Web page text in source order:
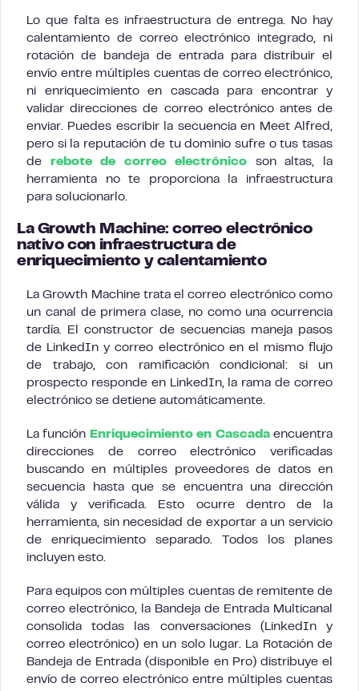
Lo que falta es infraestructura de entrega. No hay
calentamiento de correo electrónico integrado, ni
rotación de bandeja de entrada para distribuir el
envío entre múltiples cuentas de correo electrónico,
ni enriquecimiento en cascada para encontrar y
validar direcciones de correo electrónico antes de
enviar. Puedes escribir la secuencia en Meet Alfred,
pero si la reputación de tu dominio sufre o tus tasas
de rebote de correo electrónico son altas, la
herramienta no te proporciona la infraestructura
para solucionarlo.
La Growth Machine: correo electrónico
nativo con infraestructura de
enriquecimiento y calentamiento
La Growth Machine trata el correo electrónico como
un canal de primera clase, no como una ocurrencia
tardía. El constructor de secuencias maneja pasos
de LinkedIn y correo electrónico en el mismo flujo
de trabajo, con ramificación condicional: si un
prospecto responde en LinkedIn, la rama de correo
electrónico se detiene automáticamente.
La función Enriquecimiento en Cascadaencuentra
direcciones de correo electrónico verificadas
buscando en múltiples proveedores de datos en
secuencia hasta que se encuentra una dirección
válida y verificada. Esto ocurre dentro de la
herramienta, sin necesidad de exportar a un servicio
de enriquecimiento separado. Todos los planes
incluyen esto.
Para equipos con múltiples cuentas de remitente de
correo electrónico, la Bandeja de Entrada Multicanal
consolida todas las conversaciones (LinkedIn y
correo electrónico) en un solo lugar. La Rotación de
Bandeja de Entrada (disponible en Pro) distribuye el
envío de correo electrónico entre múltiples cuentas